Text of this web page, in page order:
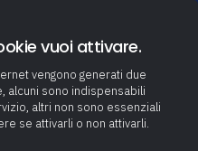
RISERVATA
vuoi attivare.
vengono generati due
alcuni sono indispensabili
altri non sono essenziali
se attivarli o non attivarli.